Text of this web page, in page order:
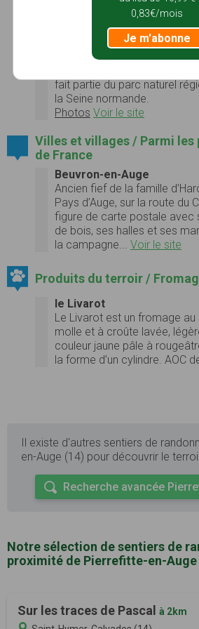
4 500 ha constituée de
gauche de l'estuaire de la
Tancarville, dans le
Haute-Normandie. Il a donné
commune homonyme qui
fait partie du parc naturel
la Seine normande.
Photos Voir le site
Villes et villages / Parmi les
de France
Beuvron-en-Auge
Ancien fief de la famille
Pays d’Auge, sur la route du
figure de carte postale avec
de bois, ses halles et ses
la campagne... Voir le site
Produits du terroir /
le Livarot
Le Livarot est un fromage
molle et à croûte lavée,
couleur jaune pâle à
la forme d’un cylindre. AOC
Il existe d'autres sentiers de
en-Auge (14) pour découvrir le
Recherche avancée
Notre sélection de sentiers de
proximité de Pierrefitte-en-Auge
Sur les traces de Pascal à 2km
0,83€/mois
Je m'abonne